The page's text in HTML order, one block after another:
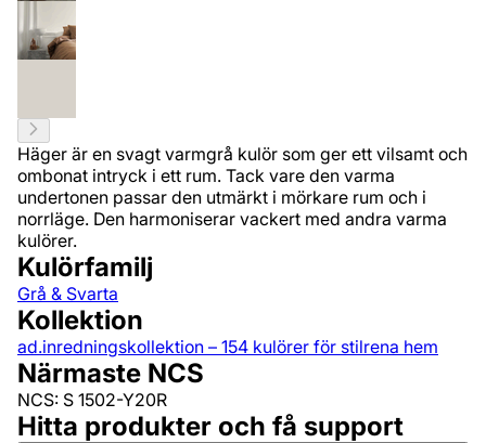
Häger är en svagt varmgrå kulör som ger ett vilsamt och
ombonat intryck i ett rum. Tack vare den varma
undertonen passar den utmärkt i mörkare rum och i
norrläge. Den harmoniserar vackert med andra varma
kulörer.
Kulörfamilj
Grå & Svarta
Kollektion
ad.inredningskollektion – 154 kulörer för stilrena hem
Närmaste NCS
NCS: S 1502-Y20R
Hitta produkter och få support